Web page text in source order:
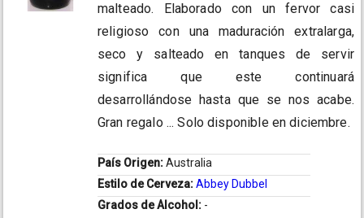
malteado. Elaborado con un fervor casi
religioso con una maduración extralarga,
seco y salteado en tanques de servir
significa que este continuará
desarrollándose hasta que se nos acabe.
Gran regalo ... Solo disponible en diciembre.
País Origen:Australia
Estilo de Cerveza:Abbey Dubbel
Grados de Alcohol: -